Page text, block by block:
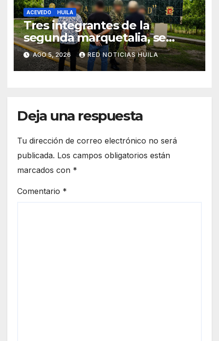
ACEVEDO HUILA
Tres integrantes de la
segunda marquetalia, se
sometieron a la justicia
AGO 5, 2026 RED NOTICIAS HUILA
Deja una respuesta
Tu dirección de correo electrónico no será
publicada. Los campos obligatorios están
marcados con *
Comentario *